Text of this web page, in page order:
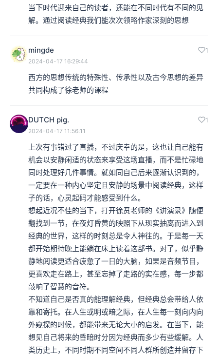
当下时代迎来自己的读者，还能在不同时代有不同的见
解。通过阅读经典我们能次次领略作家深刻的思想
mingde 1
2024-04-17 16:29:44
西方的思想传统的特殊性、传承性以及古今思想的差异
共同构成了徐老师的课程
DUTCH pig. 1
2024-04-17 11:56:11
上次有事错过了直播，不过庆幸的是，这也让自己能有
机会以安静闲适的状态来享受这场直播，而不是忙碌地
同时处理好几件事情。就如同自己后来逐渐认识到的，
一定要在一种内心坚定且安静的场景中阅读经典，这样
子的话，心灵起码才能感受到什么。
想起近况不佳的当下，打开徐贲老师的《讲演录》随便
翻找到一节，在夜灯昏黄的映照下从现实抽离而进入到
经典的世界，这样的时刻总是令人神往的。于是每一天
都开始期待晚上能躺在床上读着这部书。对了，似乎静
静地阅读更适合疲惫了一日的大脑，如果是音频节目，
更喜欢走在路上，甚至忘掉了走路的实在感，每一步都
敲响了智慧的音符。
不知道自己是否真的能理解经典，但经典总会带给人依
靠和寄托。在人生或明或暗之际，在人生每一刻向内向
外窥探的时候，都能带来无论大小的启发。在当下，能
想见自己将来的昏暗时分因为经典而多少有些缓解。人
类历史上，不同时期不同空间不同人群所创造并留存下